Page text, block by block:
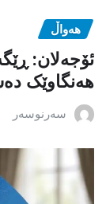
هەواڵ
ئۆجەلان:
هەنگاوێک
سەرنوسەر